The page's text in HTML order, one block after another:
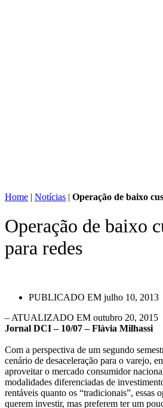
Home | Notícias | Operação de baixo
Operação de baixo
para redes
PUBLICADO EM julho 10, 2013
– ATUALIZADO EM outubro 20, 2015
Jornal DCI – 10/07 – Flávia Milhassi
Com a perspectiva de um segundo
cenário de desaceleração para o varejo,
aproveitar o mercado consumidor
modalidades diferenciadas de
rentáveis quanto os “tradicionais”, essas
querem investir, mas preferem ter um